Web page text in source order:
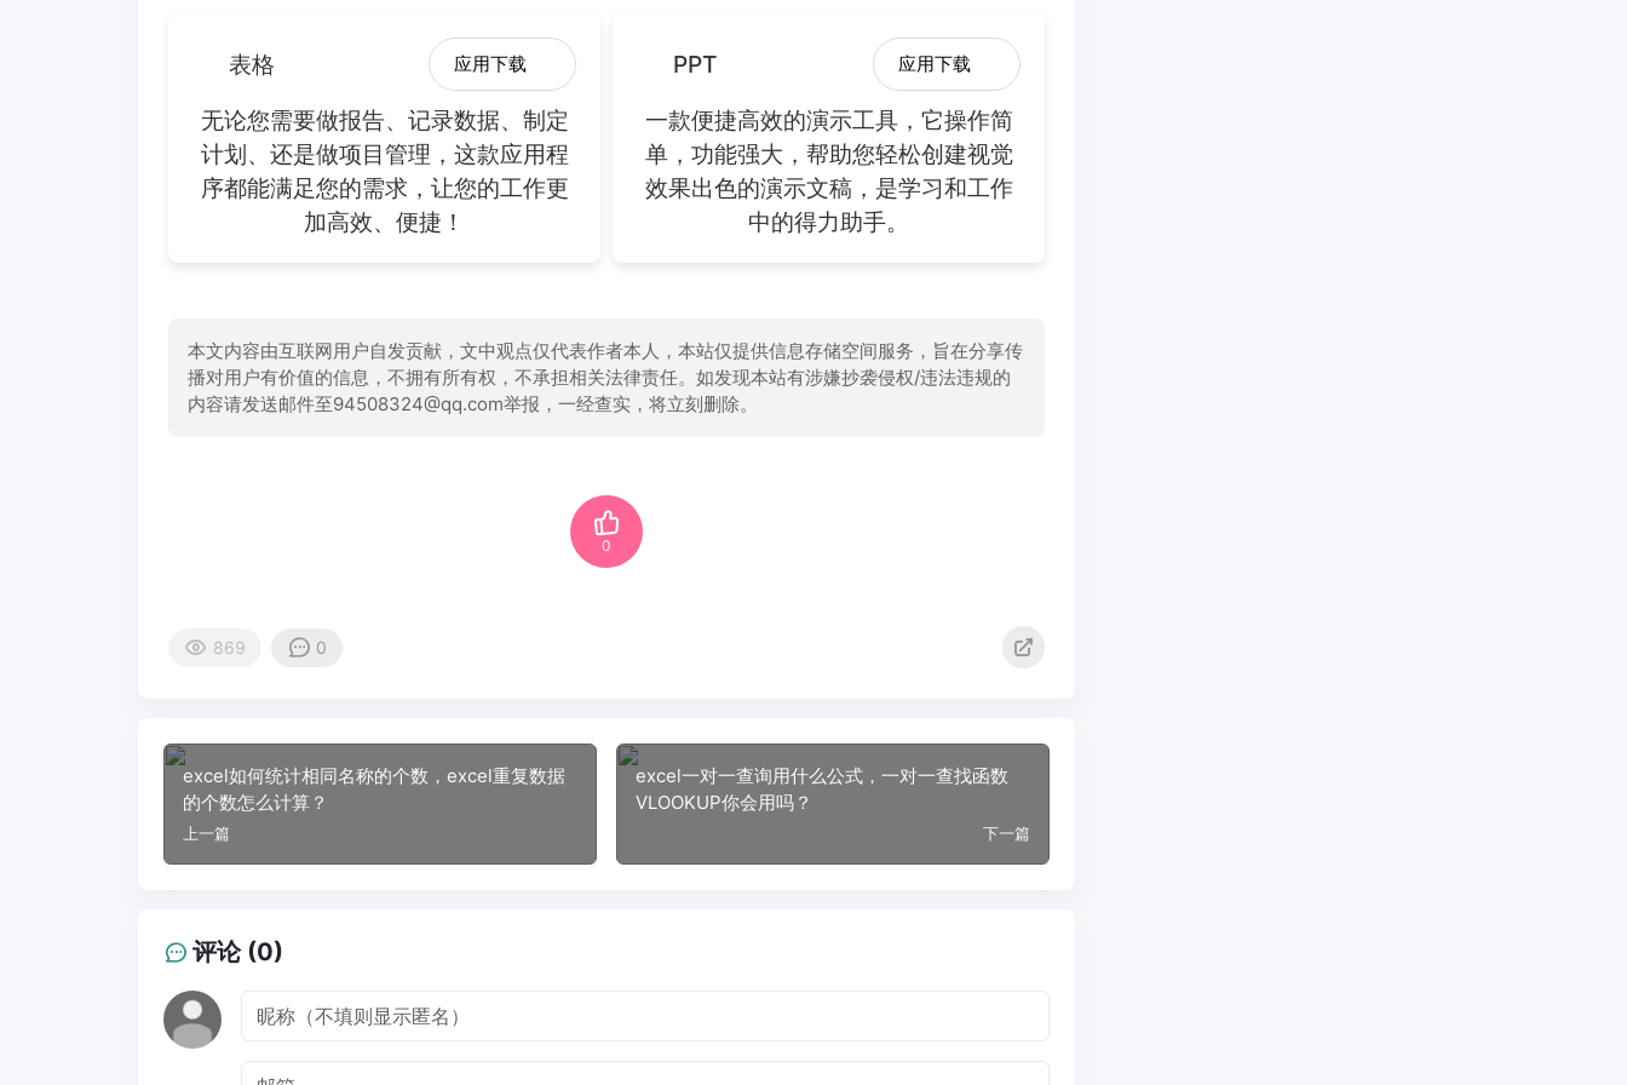
表格 应用下载
无论您需要做报告、记录数据、制定
计划、还是做项目管理，这款应用程
序都能满足您的需求，让您的工作更
加高效、便捷！
PPT 应用下载
一款便捷高效的演示工具，它操作简
单，功能强大，帮助您轻松创建视觉
效果出色的演示文稿，是学习和工作
中的得力助手。
本文内容由互联网用户自发贡献，文中观点仅代表作者本人，本站仅提供信息存储空间服务，旨在分享传
播对用户有价值的信息，不拥有所有权，不承担相关法律责任。如发现本站有涉嫌抄袭侵权/违法违规的
内容请发送邮件至94508324@qq.com举报，一经查实，将立刻删除。
0
869 0
excel如何统计相同名称的个数，excel重复数据
的个数怎么计算？
上一篇
excel一对一查询用什么公式，一对一查找函数
VLOOKUP你会用吗？
下一篇
评论 (0)